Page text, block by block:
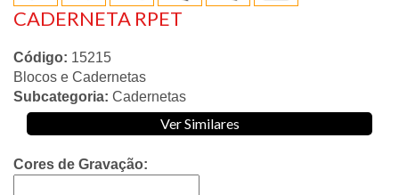
CADERNETA RPET
Código: 15215
Blocos e Cadernetas
Subcategoria: Cadernetas
Ver Similares
Cores de Gravação: